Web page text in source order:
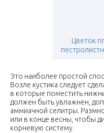
Цветок
Это наиболее простой
Возле кустика следует
в которые поместить
должен быть увлажнен,
аммиачной селитры.
или в конце весны, чтобы
корневую систему.